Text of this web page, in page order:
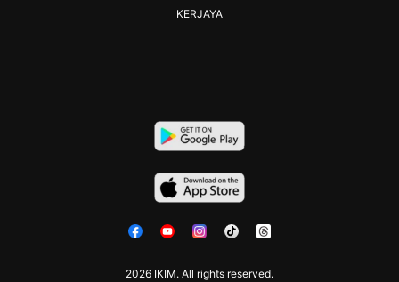
2026 IKIM. All rights reserved.
KERJAYA